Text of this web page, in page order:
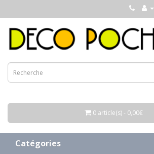
0 article(s) - 0,00€
Catégories